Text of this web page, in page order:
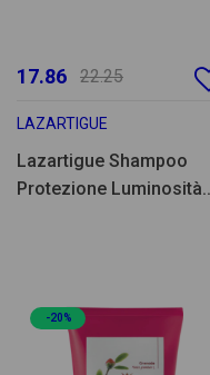
17.86 22.25
LAZARTIGUE
Lazartigue Shampoo
Protezione Luminosità
-20%